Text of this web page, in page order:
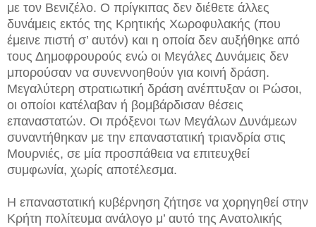
με τον Βενιζέλο. Ο πρίγκιπας δεν διέθετε άλλες
δυνάμεις εκτός της Κρητικής Χωροφυλακής (που
έμεινε πιστή σ’ αυτόν) και η οποία δεν αυξήθηκε από
τους Δημοφρουρούς ενώ οι Μεγάλες Δυνάμεις δεν
μπορούσαν να συνεννοηθούν για κοινή δράση.
Μεγαλύτερη στρατιωτική δράση ανέπτυξαν οι Ρώσοι,
οι οποίοι κατέλαβαν ή βομβάρδισαν θέσεις
επαναστατών. Οι πρόξενοι των Μεγάλων Δυνάμεων
συναντήθηκαν με την επαναστατική τριανδρία στις
Μουρνιές, σε μία προσπάθεια να επιτευχθεί
συμφωνία, χωρίς αποτέλεσμα.
Η επαναστατική κυβέρνηση ζήτησε να χορηγηθεί στην
Κρήτη πολίτευμα ανάλογο μ’ αυτό της Ανατολικής